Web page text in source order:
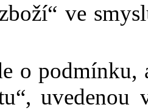
ve
o podmínku,